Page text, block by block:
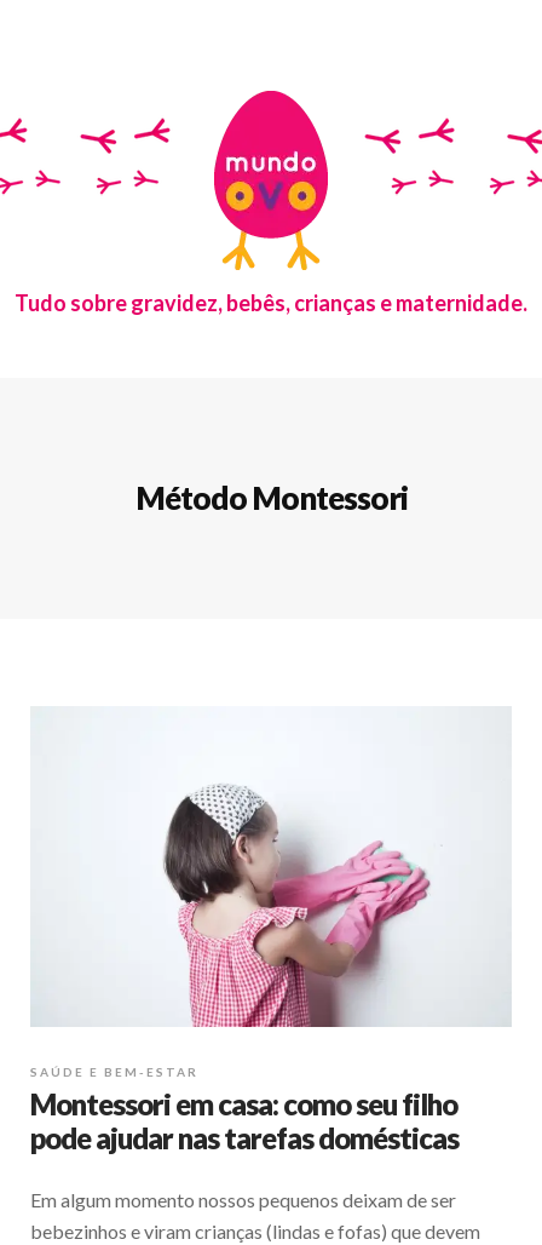
Tudo sobre gravidez, bebês, crianças e maternidade.
Método Montessori
SAÚDE E BEM-ESTAR
Montessori em casa: como seu filho
pode ajudar nas tarefas domésticas
Em algum momento nossos pequenos deixam de ser
bebezinhos e viram crianças (lindas e fofas) que devem